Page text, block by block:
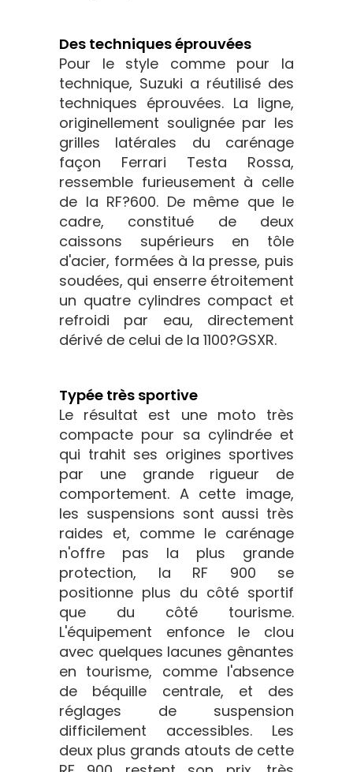
Des techniques éprouvées
Pour le style comme pour la
technique, Suzuki a réutilisé des
techniques éprouvées. La ligne,
originellement soulignée par les
grilles latérales du carénage
façon Ferrari Testa Rossa,
ressemble furieusement à celle
de la RF?600. De même que le
cadre, constitué de deux
caissons supérieurs en tôle
d'acier, formées à la presse, puis
soudées, qui enserre étroitement
un quatre cylindres compact et
refroidi par eau, directement
dérivé de celui de la 1100?GSXR.
Typée très sportive
Le résultat est une moto très
compacte pour sa cylindrée et
qui trahit ses origines sportives
par une grande rigueur de
comportement. A cette image,
les suspensions sont aussi très
raides et, comme le carénage
n'offre pas la plus grande
protection, la RF 900 se
positionne plus du côté sportif
que du côté tourisme.
L'équipement enfonce le clou
avec quelques lacunes gênantes
en tourisme, comme l'absence
de béquille centrale, et des
réglages de suspension
difficilement accessibles. Les
deux plus grands atouts de cette